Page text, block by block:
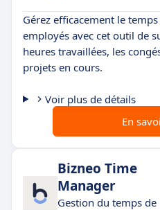
Gérez efficacement le
employés avec cet outil de
heures travaillées, les
projets en cours.
Voir plus de détails
En
Bizneo Time
Manager
Gestion du temps de